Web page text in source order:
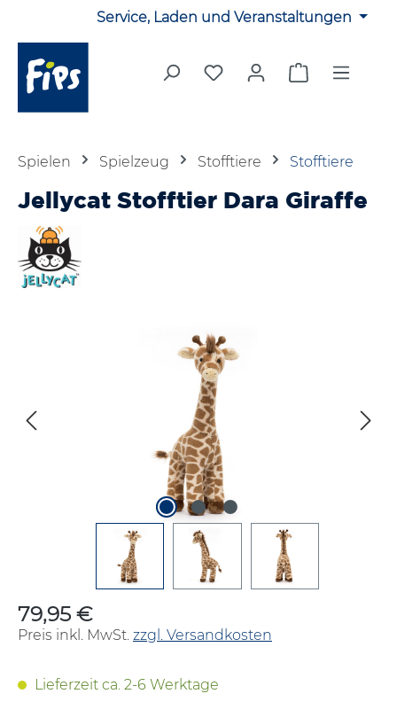
Zum Hauptinhalt springenService, Laden und Veranstaltungen
Du hast 0 Produkte auf
Warenkorb
Spielen Spielzeug Stofftiere Stofftiere
Jellycat Stofftier Dara Giraffe
Bildergalerie überspringen
Regulärer Preis:
79,95 €
Preis inkl. MwSt. zzgl. Versandkosten
Lieferzeit ca. 2-6 Werktage